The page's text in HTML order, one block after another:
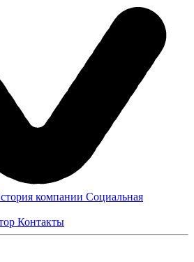
компании Социальная
Контакты